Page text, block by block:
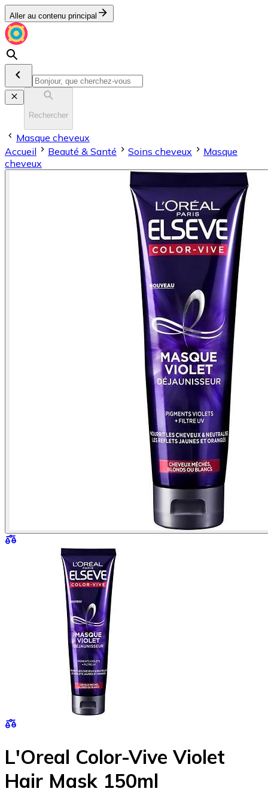
Aller au contenu principal
Rechercher
Masque cheveux
Accueil
Beauté & Santé Soins cheveux
Masque
cheveux
L'Oreal Color-Vive Violet
Hair Mask 150ml